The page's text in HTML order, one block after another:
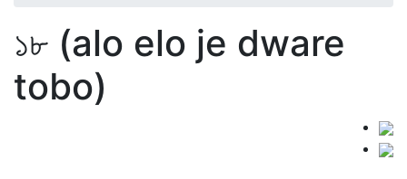
১৮ (alo elo je dware
tobo)